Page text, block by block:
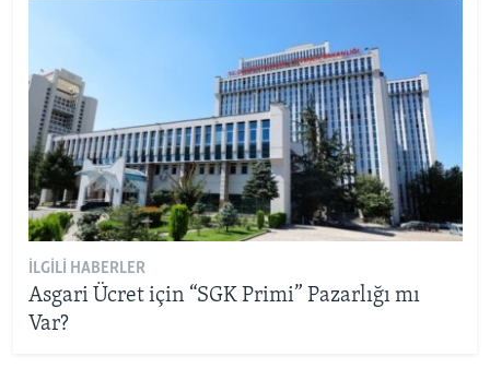
İLGILI HABERLER
Asgari Ücret için “SGK Primi” Pazarlığı mı
Var?